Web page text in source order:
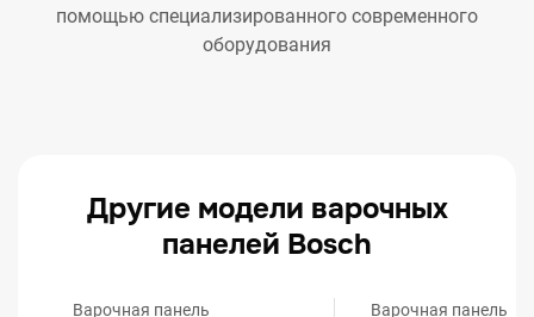
помощью специализированного современного
оборудования
Другие модели варочных
панелей Bosch
Варочная панель
Варочная панель